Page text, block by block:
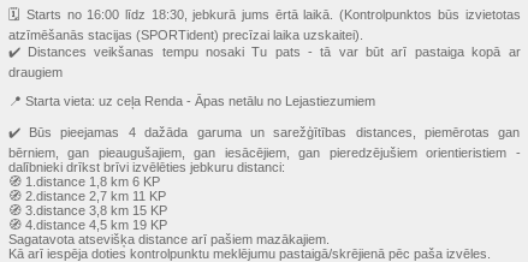
🗓 Starts no 16:00 līdz 18:30, jebkurā jums ērtā laikā. (Kontrolpunktos būs izvietotas
atzīmēšanās stacijas (SPORTident) precīzai laika uzskaitei).
✔️ Distances veikšanas tempu nosaki Tu pats - tā var būt arī pastaiga kopā ar
draugiem
📍 Starta vieta: uz ceļa Renda - Āpas netālu no Lejastiezumiem
✔️ Būs pieejamas 4 dažāda garuma un sarežģītības distances, piemērotas gan
bērniem, gan pieaugušajiem, gan iesācējiem, gan pieredzējušiem orientieristiem -
dalībnieki drīkst brīvi izvēlēties jebkuru distanci:
🧭 1.distance 1,8 km 6 KP
🧭 2.distance 2,7 km 11 KP
🧭 3.distance 3,8 km 15 KP
🧭 4.distance 4,5 km 19 KP
Sagatavota atsevišķa distance arī pašiem mazākajiem.
Kā arī iespēja doties kontrolpunktu meklējumu pastaigā/skrējienā pēc paša izvēles.